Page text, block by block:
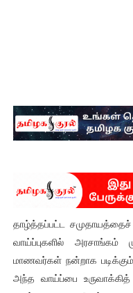
தாழ்த்தப்பட்ட
வாய்ப்புகளில் அரசாங்கம்
மாணவர்கள் நன்றாக
அந்த வாய்ப்பை உருவாக்கித்